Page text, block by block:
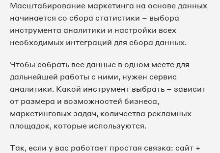
Масштабирование маркетинга на основе данных
начинается со сбора статистики – выбора
инструмента аналитики и настройки всех
необходимых интеграций для сбора данных.
Чтобы собрать все данные в одном месте для
дальнейшей работы с ними, нужен сервис
аналитики. Какой инструмент выбрать – зависит
от размера и возможностей бизнеса,
маркетинговых задач, количества рекламных
площадок, которые используются.
Так, если у вас работает простая связка: сайт +